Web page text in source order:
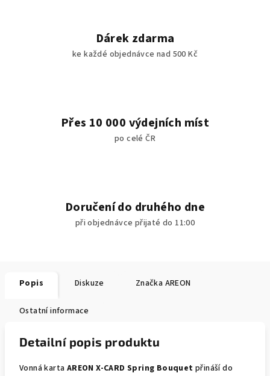
Dárek zdarma
ke každé objednávce nad 500 Kč
Přes 10 000 výdejních míst
po celé ČR
Doručení do druhého dne
při objednávce přijaté do 11:00
Popis Diskuze Značka AREON
Ostatní informace
Detailní popis produktu
Vonná karta AREON X-CARD Spring Bouquet přináší do